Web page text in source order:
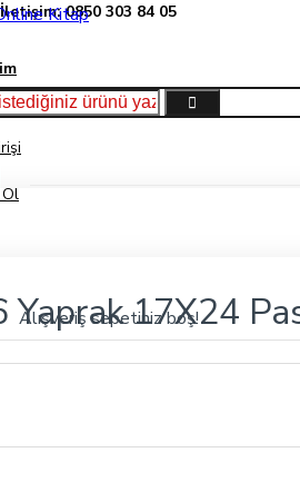
0850 303 84 05
Ol
Alışveriş sepetiniz boş!
Pastoral Spiralli Plastik Kapak Kareli Defter
Yaprak 17X24